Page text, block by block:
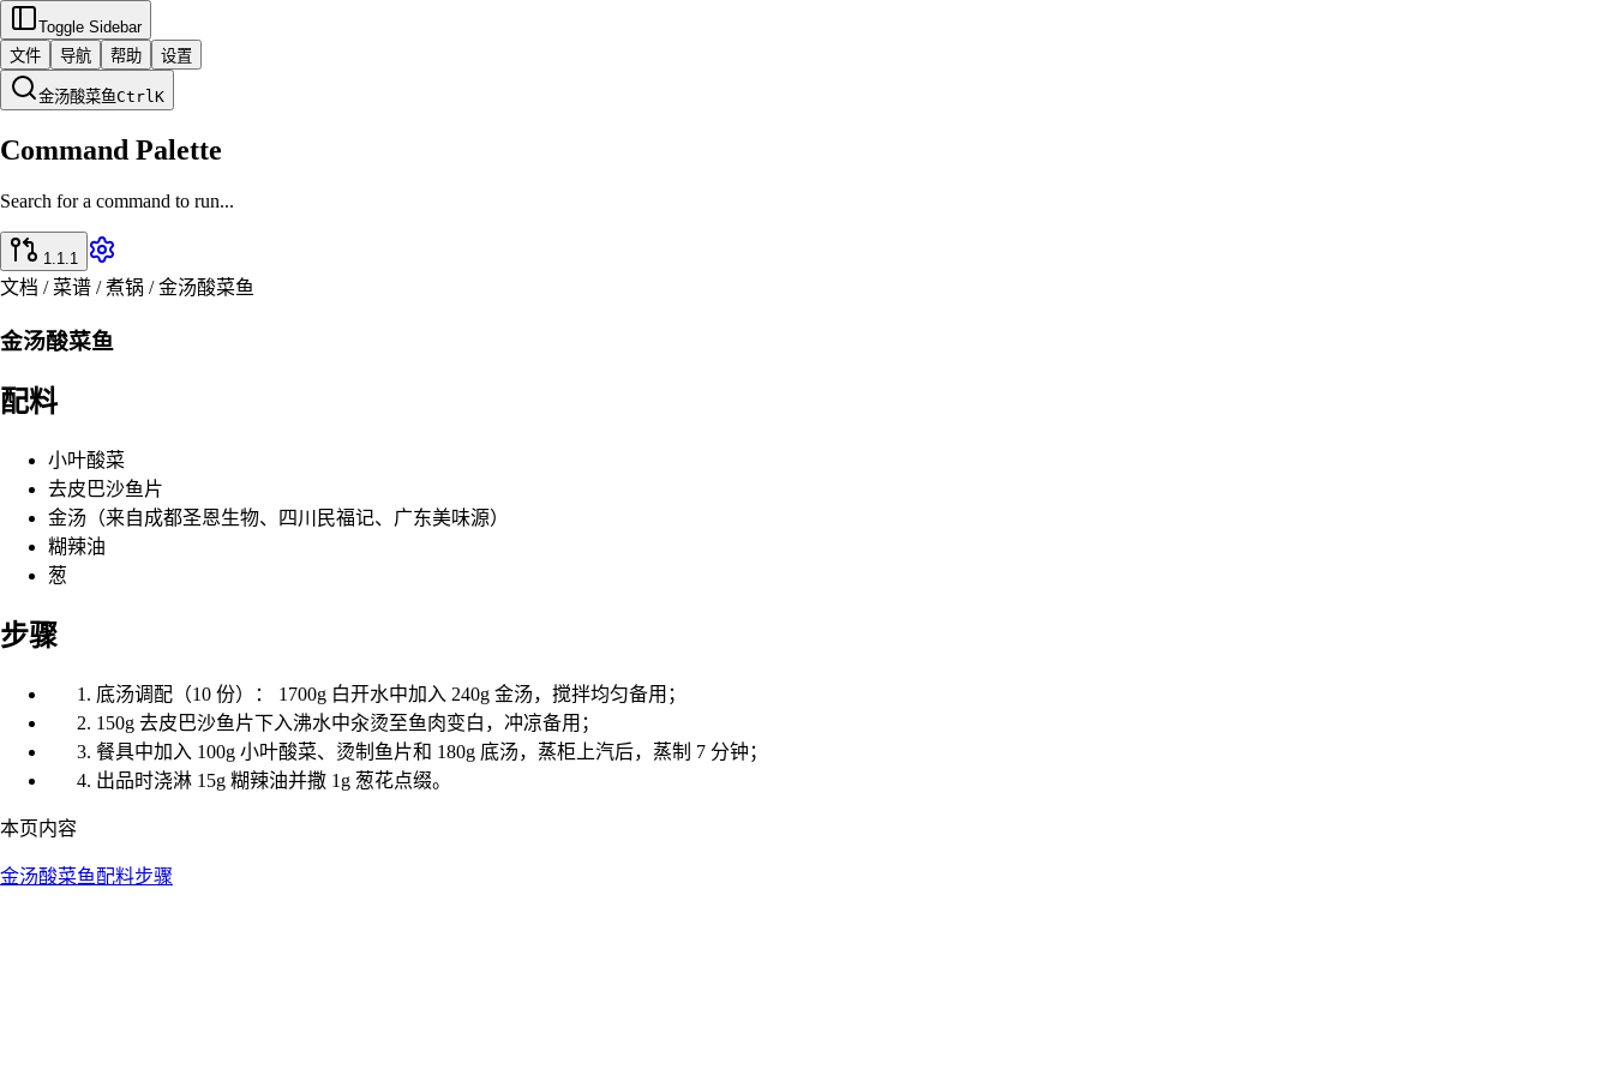
Toggle Sidebar
文件
导航 帮助 设置
金汤酸菜鱼CtrlK
Command Palette
Search for a command to run...
1.1.1
文档 / 菜谱 / 煮锅 / 金汤酸菜鱼
金汤酸菜鱼
配料
小叶酸菜
去皮巴沙鱼片
金汤（来自成都圣恩生物、四川民福记、广东美味源）
糊辣油
葱
步骤
底汤调配（10 份）： 1700g 白开水中加入 240g 金汤，搅拌均匀备用；
150g 去皮巴沙鱼片下入沸水中汆烫至鱼肉变白，冲凉备用；
餐具中加入 100g 小叶酸菜、烫制鱼片和 180g 底汤，蒸柜上汽后，蒸制 7 分钟；
出品时浇淋 15g 糊辣油并撒 1g 葱花点缀。
本页内容
金汤酸菜鱼配料步骤